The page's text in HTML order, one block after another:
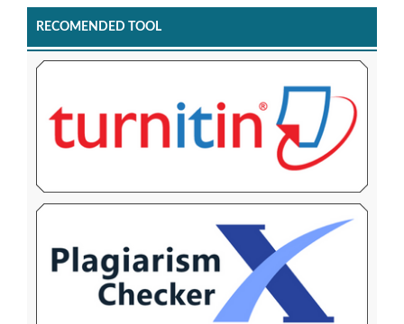
RECOMENDED TOOL